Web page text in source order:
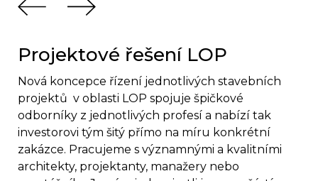
Projektové řešení LOP
Nová koncepce řízení jednotlivých stavebních
projektů v oblasti LOP spojuje špičkové
odborníky z jednotlivých profesí a nabízí tak
investorovi tým šitý přímo na míru konkrétní
zakázce. Pracujeme s významnými a kvalitními
architekty, projektanty, manažery nebo